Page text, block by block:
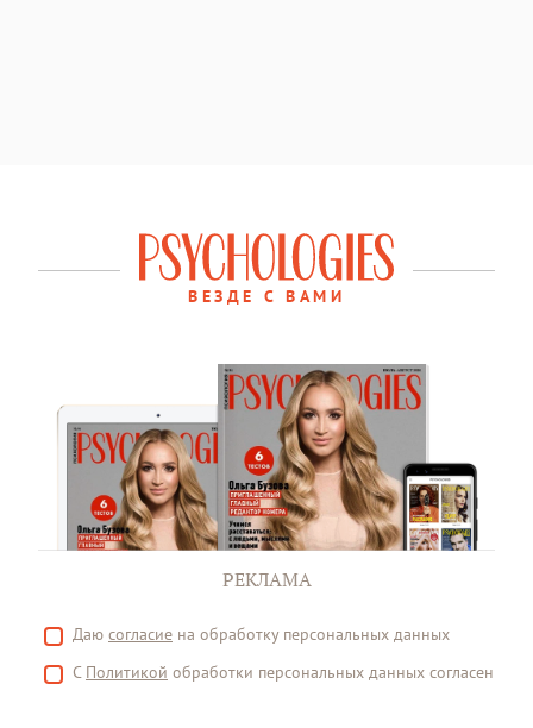
ВЕЗДЕ С ВАМИ
РЕКЛАМА
Даю согласие на обработку персональных данных
С Политикой обработки персональных данных согласен